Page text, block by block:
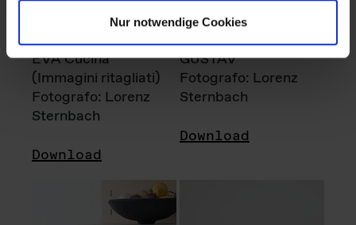
Nur notwendige Cookies
EVA Cucina
(Immagini ritagliati)
Fotografo: Lorenz
Sternbach
Download
GUSTAV
Fotografo: Lorenz
Sternbach
Download